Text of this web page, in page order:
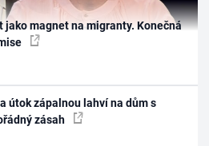
jako magnet na migranty. Konečná
útok zápalnou lahví na dům s
zásah